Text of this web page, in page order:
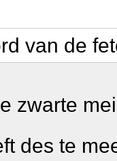
van de
zwarte
des te